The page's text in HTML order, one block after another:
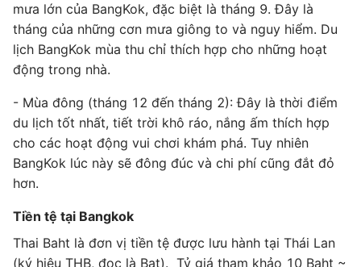
mưa lớn của BangKok, đặc biệt là tháng 9. Đây là
tháng của những cơn mưa giông to và nguy hiểm. Du
lịch BangKok mùa thu chỉ thích hợp cho những hoạt
động trong nhà.
- Mùa đông (tháng 12 đến tháng 2): Đây là thời điểm
du lịch tốt nhất, tiết trời khô ráo, nắng ấm thích hợp
cho các hoạt động vui chơi khám phá. Tuy nhiên
BangKok lúc này sẽ đông đúc và chi phí cũng đắt đỏ
hơn.
Tiền tệ tại Bangkok
Thai Baht là đơn vị tiền tệ được lưu hành tại Thái Lan
(ký hiệu THB, đọc là Bạt). Tỷ giá tham khảo 10 Baht ~